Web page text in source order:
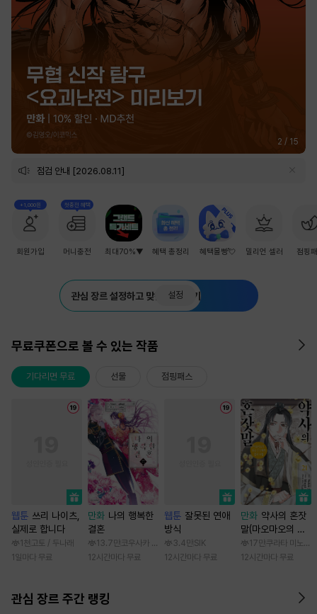
2 / 15
점검 안내 [2026.08.11]
+1,000원
회원가입
첫충전 혜택
머니충전 최대70%▼ 혜택 총정리 혜택몰빵💘 밀리언 셀러 점핑
관심 장르 설정하고 맞춤 추천 받기
설정
무료쿠폰으로 볼 수 있는 작품
기다리면 무료 선물 점핑패스
웹툰 쓰리 나이츠,
실제로 합니다
1천 고토 / 두나래
1일마다 무료
만화 나의 행복한
결혼
13.7만 코우사카 리토 / 아기토기 아쿠미
12시간마다 무료
웹툰 잘못된 연애
방식
3.4만 SIK
12시간마다 무료
만화 약사의 혼잣
말(마오마오의 후
궁 수수께끼 풀이
수첩)
17만 쿠라타 미노지
12시간마다 무료
관심 장르 주간 랭킹